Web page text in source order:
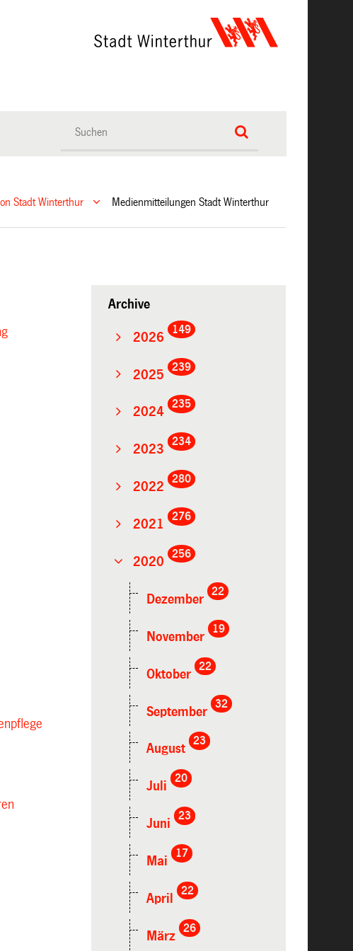
Stadt Winterthur Medienmitteilungen Stadt Winterthur
Archive
2026
149
2025
239
2024
235
2023
234
2022
280
2021
276
2020
256
Dezember
22
November
19
Oktober
22
September
32
August
23
Juli
20
Juni
23
Mai
17
April
22
März
26